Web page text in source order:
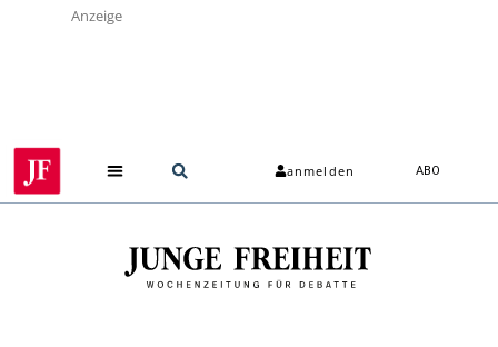
Anzeige
anmelden ABO